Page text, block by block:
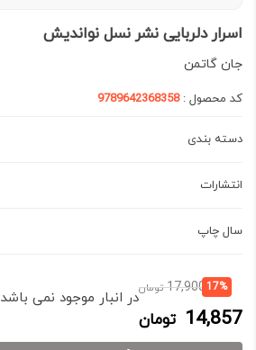
اسرار دلربایی نشر نسل نواندیش
جان گاتمن
کد محصول :9789642368358
دسته بندی
انتشارات
سال چاپ
17%
17,900 تومانقیمت
اصلی:
14,857 تومان
قیمت
فعلی:
14,857 تومان.
در انبار موجود نمی باشد